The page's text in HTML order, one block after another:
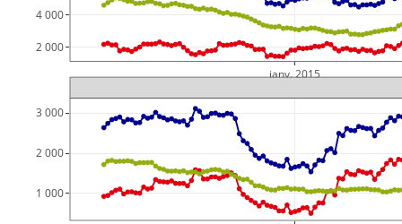
janv. 2015
2 000
4 000
1 000
2 000
3 000